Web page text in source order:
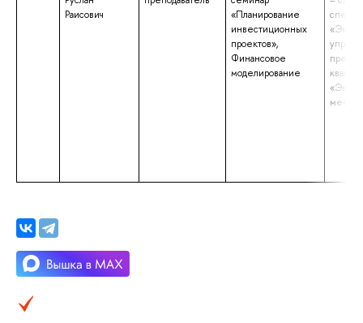
Раисович
«Планирование
инвестиционных
проектов»,
Финансовое
моделирование